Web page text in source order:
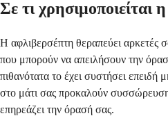
Σε τι χρησιμοποιείται
Η αφλιβερσέπτη θεραπεύει αρκετές
που μπορούν να απειλήσουν την
πιθανότατα το έχει συστήσει επειδή
στο μάτι σας προκαλούν
επηρεάζει την όρασή σας.